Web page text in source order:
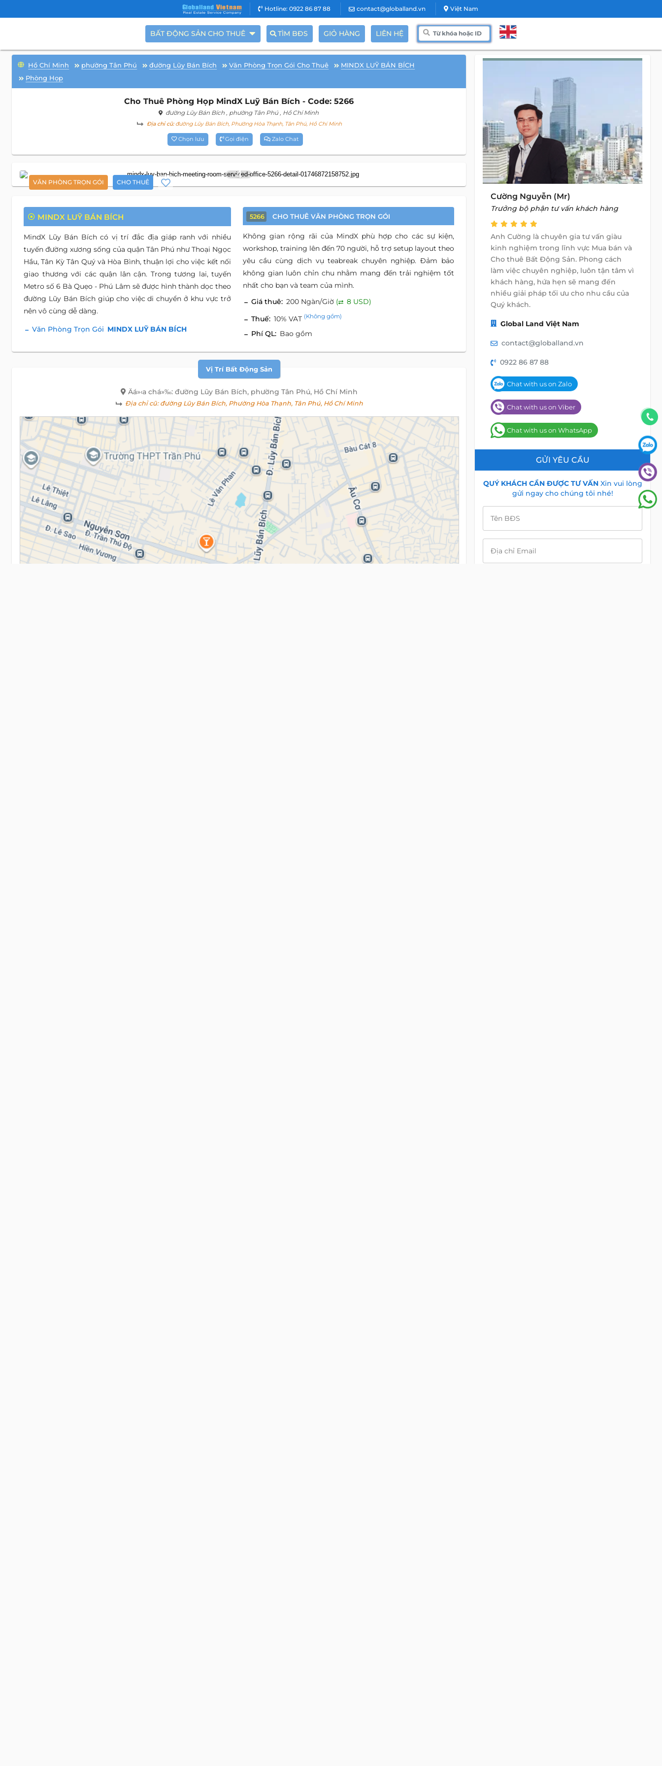
Hotline: 0922 86 87 88 contact@globalland.vn Việt Nam
BẤT ĐỘNG SẢN CHO THUÊ TÌM BĐS GIỎ HÀNG LIÊN HỆ
Hồ Chí Minh phường Tân Phú đường Lũy Bán Bích Văn Phòng Trọn Gói Cho Thuê
MINDX LUỸ BÁN BÍCH
Phòng Họp
Cho Thuê Phòng Họp MindX Luỹ Bán Bích - Code: 5266
đường Lũy Bán Bích , phường Tân Phú , Hồ Chí Minh
Địa chỉ cũ:đường Lũy Bán Bích, Phường Hòa Thạnh, Tân Phú, Hồ Chí Minh
Chọn lưu Gọi điện Zalo Chat
VĂN PHÒNG TRỌN GÓI CHO THUÊ
4
MINDX LUỸ BÁN BÍCH
MindX Lũy Bán Bích có vị trí đắc địa giáp ranh với nhiều
tuyến đường xương sống của quận Tân Phú như Thoại Ngọc
Hầu, Tân Kỳ Tân Quý và Hòa Bình, thuận lợi cho việc kết nối
giao thương với các quận lân cận. Trong tương lai, tuyến
Metro số 6 Bà Quẹo - Phú Lâm sẽ được hình thành dọc theo
đường Lũy Bán Bích giúp cho việc di chuyển ở khu vực trở
nên vô cùng dễ dàng.
Văn Phòng Trọn Gói MINDX LUỸ BÁN BÍCH
5266 CHO THUÊ VĂN PHÒNG TRỌN GÓI
Không gian rộng rãi của MindX phù hợp cho các sự kiện,
workshop, training lên đến 70 người, hỗ trợ setup layout theo
yêu cầu cùng dịch vụ teabreak chuyên nghiệp. Đảm bảo
không gian luôn chỉn chu nhằm mang đến trải nghiệm tốt
nhất cho bạn và team của mình.
Giá thuê: 200 Ngàn/Giờ (
8 USD)
Thuế: 10% VAT (Không gồm)
Phí QL: Bao gồm
Vị Trí Bất Động Sản
Äá»‹a chá»‰: đường Lũy Bán Bích, phường Tân Phú, Hồ Chí Minh
Địa chỉ cũ:đường Lũy Bán Bích, Phường Hòa Thạnh, Tân Phú, Hồ Chí Minh
Cường Nguyễn (Mr)
Trưởng bộ phận tư vấn khách hàng
Anh Cường là chuyên gia tư vấn giàu
kinh nghiệm trong lĩnh vực Mua bán và
Cho thuê Bất Động Sản. Phong cách
làm việc chuyên nghiệp, luôn tận tâm vì
khách hàng, hứa hẹn sẽ mang đến
nhiều giải pháp tối ưu cho nhu cầu của
Quý khách.
Global Land Việt Nam
contact@globalland.vn
0922 86 87 88
Chat with us on Zalo
Chat with us on Viber
Chat with us on WhatsApp
GỬI YÊU CẦU
QUÝ KHÁCH CẦN ĐƯỢC TƯ VẤNXin vui lòng
gửi ngay cho chúng tôi nhé!
Tên BĐS
Địa chỉ Email